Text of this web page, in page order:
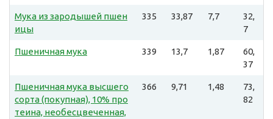
Мука из зародышей пшен
ицы
335 33,87 7,7
32,
7
Пшеничная мука 339 13,7 1,87
60,
37
Пшеничная мука высшего
сорта (покупная), 10% про
теина, необесцвеченная,
366 9,71 1,48
73,
82